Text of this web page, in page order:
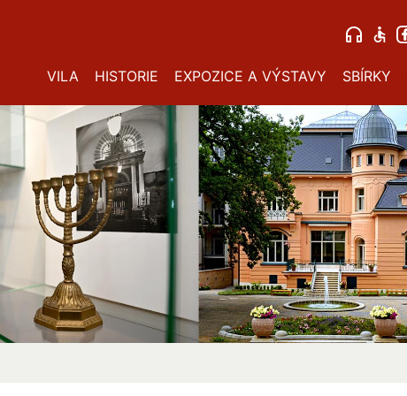
VILA HISTORIE EXPOZICE A VÝSTAVY SBÍRKY